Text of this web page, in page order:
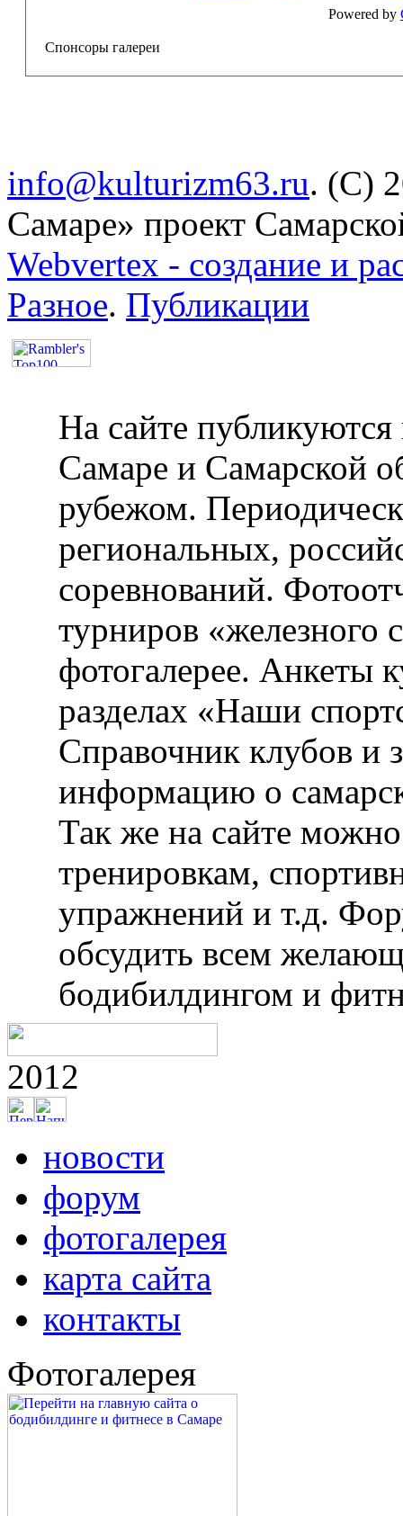
Powered by
Спонсоры галереи
info@kulturizm63.ru. (C)
Самаре» проект
Webvertex - создание и
Разное. Публикации
На сайте публикуются
Самаре и Самарской
рубежом.
региональных,
соревнований.
турниров «железного
фотогалерее. Анкеты
разделах «Наши
Справочник клубов и
информацию о
Так же на сайте
тренировкам,
упражнений и т.д.
обсудить всем
бодибилдингом и
2012
новости
форум
фотогалерея
карта сайта
контакты
Фотогалерея